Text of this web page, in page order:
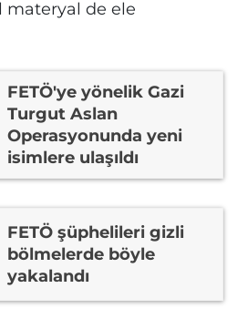
materyal de ele
FETÖ'ye yönelik Gazi
Turgut Aslan
Operasyonunda yeni
isimlere ulaşıldı
FETÖ şüphelileri gizli
bölmelerde böyle
yakalandı